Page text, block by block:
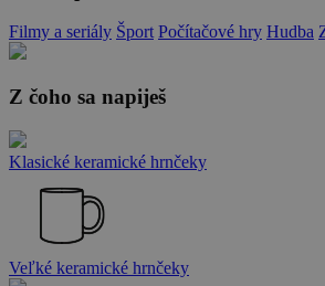
Filmy a seriály Šport Počítačové hry Hudba
Z čoho sa napiješ
Klasické keramické hrnčeky
Veľké keramické hrnčeky